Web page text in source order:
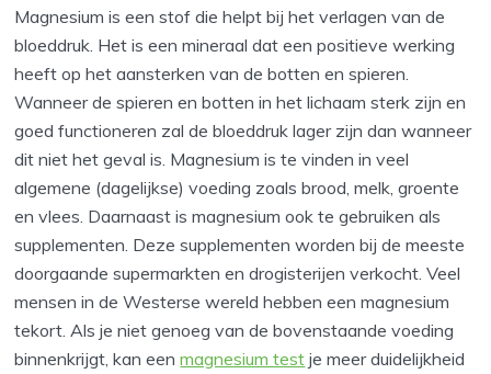
Magnesium is een stof die helpt bij het verlagen van de
bloeddruk. Het is een mineraal dat een positieve werking
heeft op het aansterken van de botten en spieren.
Wanneer de spieren en botten in het lichaam sterk zijn en
goed functioneren zal de bloeddruk lager zijn dan wanneer
dit niet het geval is. Magnesium is te vinden in veel
algemene (dagelijkse) voeding zoals brood, melk, groente
en vlees. Daarnaast is magnesium ook te gebruiken als
supplementen. Deze supplementen worden bij de meeste
doorgaande supermarkten en drogisterijen verkocht. Veel
mensen in de Westerse wereld hebben een magnesium
tekort. Als je niet genoeg van de bovenstaande voeding
binnenkrijgt, kan eenmagnesium test je meer duidelijkheid